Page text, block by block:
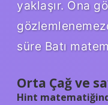
yaklaşır. Ona
süre Batı
Orta Çağ ve
Hint